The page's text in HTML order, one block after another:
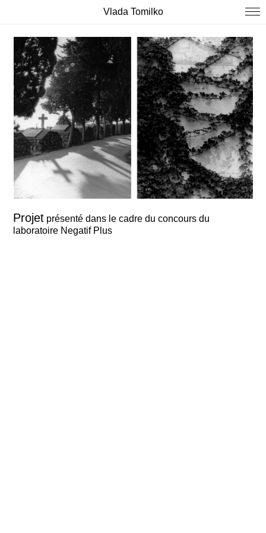
Vlada Tomilko
Projet présenté dans le cadre du concours du
laboratoire Negatif Plus